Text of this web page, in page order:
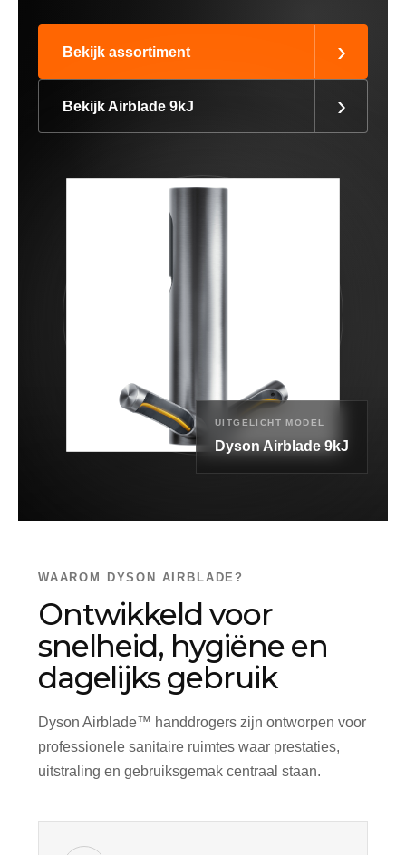
Bekijk assortiment ›
Bekijk Airblade 9kJ ›
UITGELICHT MODEL
Dyson Airblade 9kJ
WAAROM DYSON AIRBLADE?
Ontwikkeld voor
snelheid, hygiëne en
dagelijks gebruik
Dyson Airblade™ handdrogers zijn ontworpen voor
professionele sanitaire ruimtes waar prestaties,
uitstraling en gebruiksgemak centraal staan.